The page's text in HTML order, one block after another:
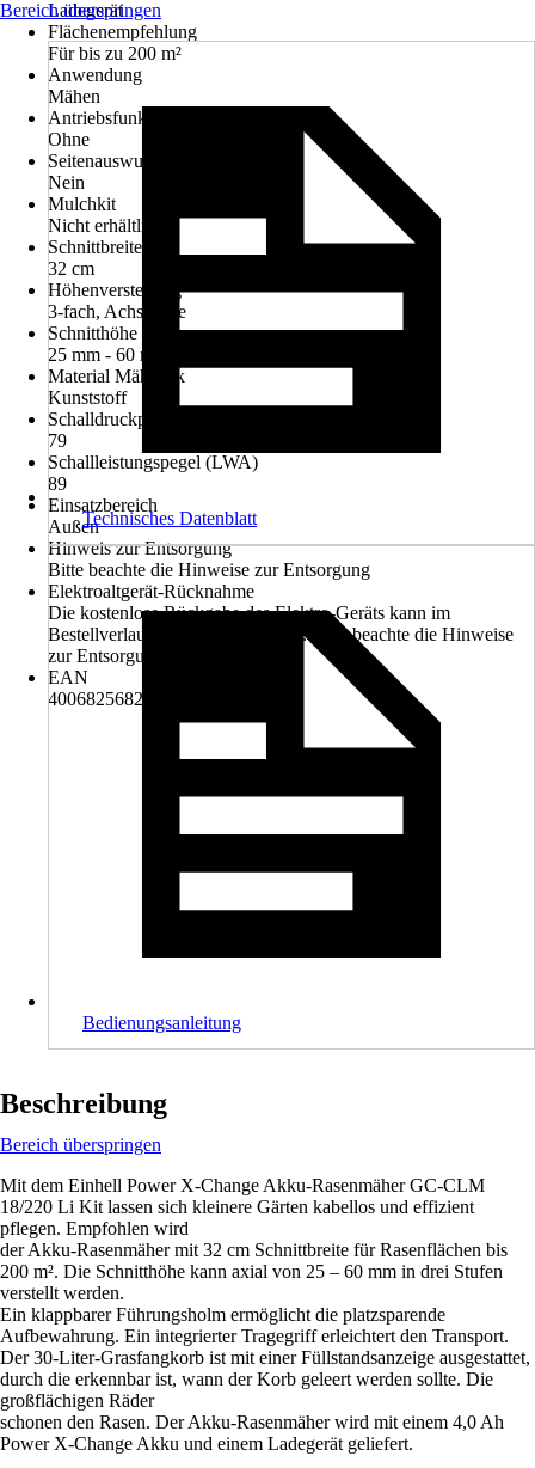
Ladegerät
Flächenempfehlung
Für bis zu 200 m²
Anwendung
Mähen
Antriebsfunktion
Ohne
Seitenauswurf
Nein
Mulchkit
Nicht erhältlich
Schnittbreite
32 cm
Höhenverstellung
3-fach, Achsweise
Schnitthöhe min - max
25 mm - 60 mm
Material Mähdeck
Kunststoff
Schalldruckpegel (LpA)
79
Schallleistungspegel (LWA)
89
Einsatzbereich
Außen
Hinweis zur Entsorgung
Bitte beachte die Hinweise zur Entsorgung
Elektroaltgerät-Rücknahme
Die kostenlose Rückgabe des Elektro-Geräts kann im
Bestellverlauf ausgewählt werden. Bitte beachte die Hinweise
zur Entsorgung.
EAN
4006825682724
Bereich überspringen
Technisches Datenblatt
Bedienungsanleitung
Beschreibung
Bereich überspringen
Mit dem Einhell Power X-Change Akku-Rasenmäher GC-CLM
18/220 Li Kit lassen sich kleinere Gärten kabellos und effizient
pflegen. Empfohlen wird
der Akku-Rasenmäher mit 32 cm Schnittbreite für Rasenflächen bis
200 m². Die Schnitthöhe kann axial von 25 – 60 mm in drei Stufen
verstellt werden.
Ein klappbarer Führungsholm ermöglicht die platzsparende
Aufbewahrung. Ein integrierter Tragegriff erleichtert den Transport.
Der 30-Liter-Grasfangkorb ist mit einer Füllstandsanzeige ausgestattet,
durch die erkennbar ist, wann der Korb geleert werden sollte. Die
großflächigen Räder
schonen den Rasen. Der Akku-Rasenmäher wird mit einem 4,0 Ah
Power X-Change Akku und einem Ladegerät geliefert.